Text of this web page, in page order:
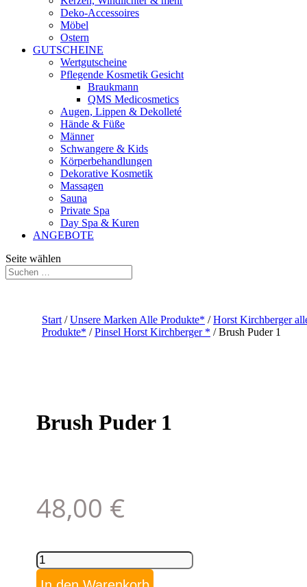
Deko-Accessoires
Möbel
Ostern
GUTSCHEINE
Wertgutscheine
Pflegende Kosmetik Gesicht
Braukmann
QMS Medicosmetics
Augen, Lippen & Dekolleté
Hände & Füße
Männer
Schwangere & Kids
Körperbehandlungen
Dekorative Kosmetik
Massagen
Sauna
Private Spa
Day Spa & Kuren
ANGEBOTE
Seite wählen
Start /Unsere Marken Alle Produkte* /Horst Kirchberger
Produkte* /Pinsel Horst Kirchberger * / Brush Puder 1
Brush Puder 1
48,00 €
Brush
Puder